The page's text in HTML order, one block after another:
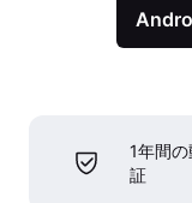
1年間
証